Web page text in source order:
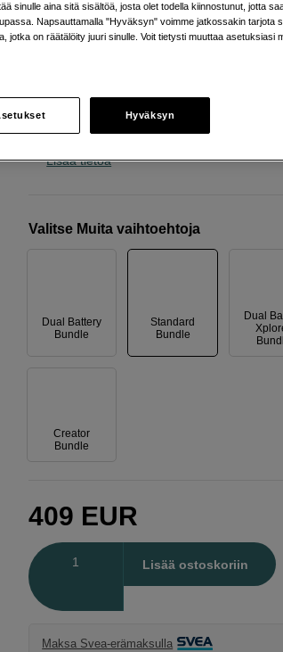
Helsingin myymälä: Varastotilanne
Kestävä rakenne, joka on
metriin asti
Lisää tietoa
Valitse Muita vaihtoehtoja
Dual Battery
Bundle
Standard
Bundle
Dual
Creator
Bundle
409 EUR
Lisää ostoskoriin
Maksa Svea-erämaksulla
sinulle aina sitä sisältöä, josta olet todella kiinnostunut, jotta
Napsauttamalla "Hyväksyn" voimme jatkossakin tarjota
jotka on räätälöity juuri sinulle. Voit tietysti muuttaa asetuksiasi
Hyväksyn